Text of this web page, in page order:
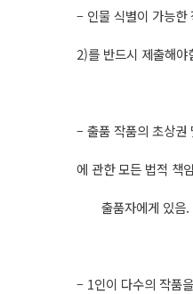
– 인물 식별이 가능한
2)를 반드시 제출해야
– 출품 작품의 초상권
에 관한 모든 법적 책
출품자에게 있음.
– 1인이 다수의 작품